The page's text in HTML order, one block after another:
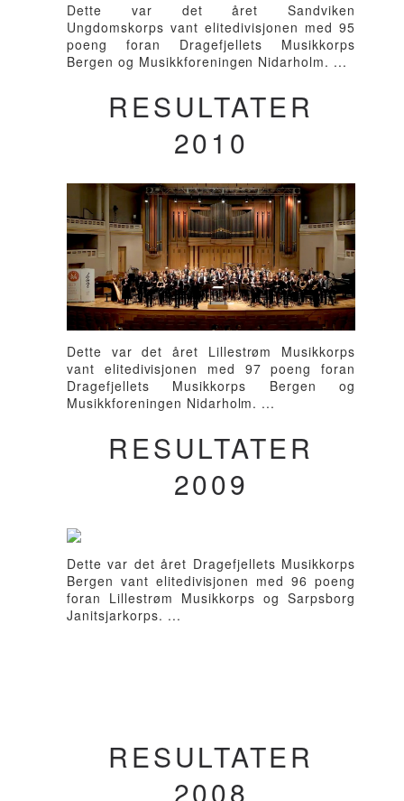
Dette var det året Sandviken
Ungdomskorps vant elitedivisjonen med 95
poeng foran Dragefjellets Musikkorps
Bergen og Musikkforeningen Nidarholm. ...
RESULTATER
2010
Dette var det året Lillestrøm Musikkorps
vant elitedivisjonen med 97 poeng foran
Dragefjellets Musikkorps Bergen og
Musikkforeningen Nidarholm. ...
RESULTATER
2009
Dette var det året Dragefjellets Musikkorps
Bergen vant elitedivisjonen med 96 poeng
foran Lillestrøm Musikkorps og Sarpsborg
Janitsjarkorps. ...
RESULTATER
2008